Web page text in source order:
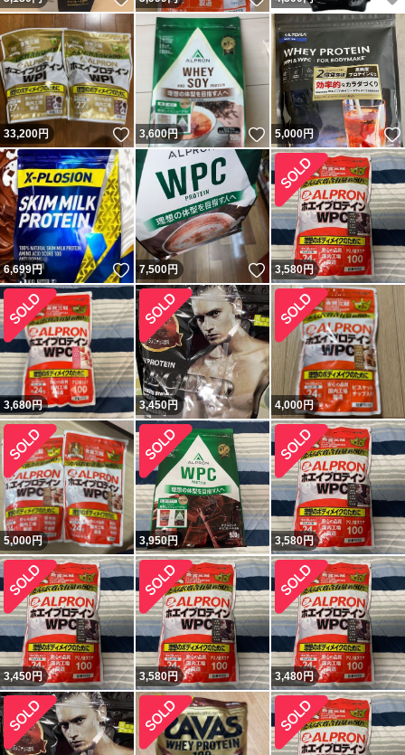
33,200円 いいね！
3,600円 いいね！
5,000円
6,699円 いいね！
7,500円 いいね！
3,580円
3,680円 3,450円 4,000円
5,000円 3,950円 3,580円
3,450円 3,580円 3,480円